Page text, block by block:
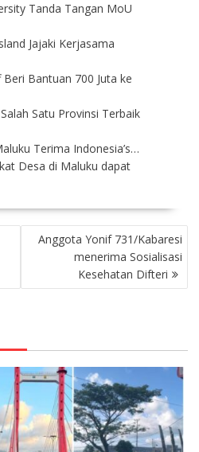
Tanda Tangan MoU
Jajaki Kerjasama
Bantuan 700 Juta ke
Satu Provinsi Terbaik
Terima Indonesia’s…
Desa di Maluku dapat
Anggota Yonif 731/Kabaresi
menerima Sosialisasi
Kesehatan Difteri